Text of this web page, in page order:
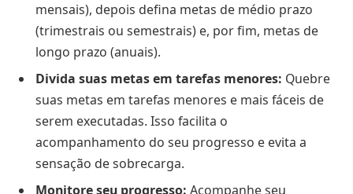
mensais), depois defina metas de médio prazo
(trimestrais ou semestrais) e, por fim, metas de
longo prazo (anuais).
Divida suas metas em tarefas menores: Quebre
suas metas em tarefas menores e mais fáceis de
serem executadas. Isso facilita o
acompanhamento do seu progresso e evita a
sensação de sobrecarga.
Monitore seu progresso: Acompanhe seu